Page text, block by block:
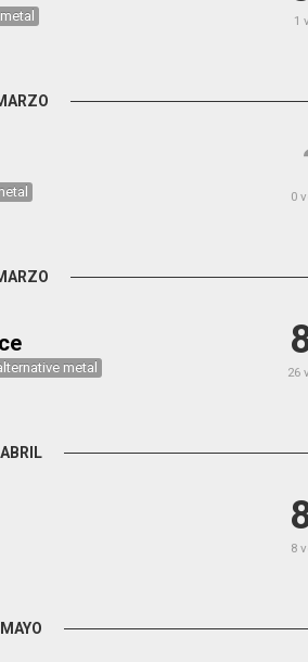
1
0
26
metal
8